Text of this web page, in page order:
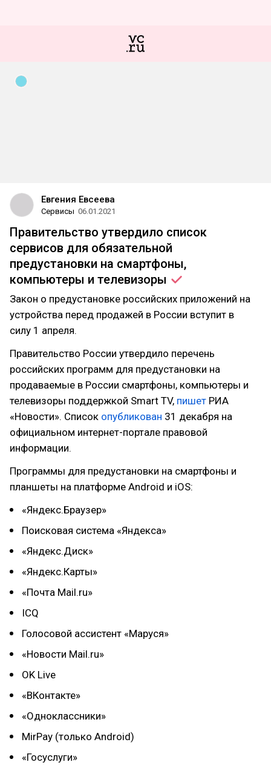
Евгения Евсеева
Сервисы 06.01.2021
Правительство утвердило список
сервисов для обязательной
предустановки на смартфоны,
компьютеры и телевизоры
Закон о предустановке российских приложений на
устройства перед продажей в России вступит в
силу 1 апреля.
Правительство России утвердило перечень
российских программ для предустановки на
продаваемые в России смартфоны, компьютеры и
телевизоры поддержкой Smart TV, пишет РИА
«Новости». Список опубликован 31 декабря на
официальном интернет-портале правовой
информации.
Программы для предустановки на смартфоны и
планшеты на платформе Android и iOS:
«Яндекс.Браузер»
Поисковая система «Яндекса»
«Яндекс.Диск»
«Яндекс.Карты»
«Почта Mail.ru»
ICQ
Голосовой ассистент «Маруся»
«Новости Mail.ru»
OK Live
«ВКонтакте»
«Одноклассники»
MirPay (только Android)
«Госуслуги»